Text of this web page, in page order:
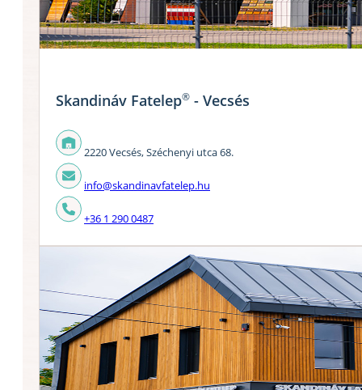
Skandináv Fatelep® - Vecsés
2220 Vecsés, Széchenyi utca 68.
info@skandinavfatelep.hu
+36 1 290 0487